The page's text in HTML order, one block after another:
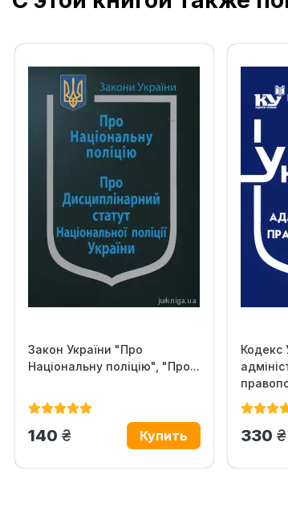
Закон України "Про
Національну поліцію", "Про...
140 грн.
Кодекс
330